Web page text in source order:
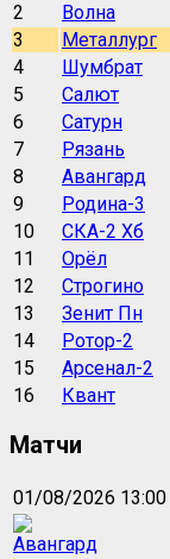
2
Волна
3
Металлург
4
Шумбрат
5
Салют
6
Сатурн
7
Рязань
8
Авангард
9
Родина-3
10
СКА-2 Хб
11
Орёл
12
Строгино
13
Зенит Пн
14
Ротор-2
15
Арсенал-2
16
Квант
Матчи
01/08/2026 13:00